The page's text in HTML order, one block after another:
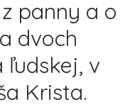
panny a o
dvoch
ľudskej, v
Krista.